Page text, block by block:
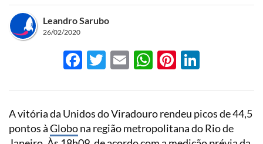
Leandro Sarubo
26/02/2020
Facebook
Twitter
EmailWhatsApp
Pinterest
A vitória da Unidos do Viradouro rendeu picos de 44,5
pontos àGlobona região metropolitana do Rio de